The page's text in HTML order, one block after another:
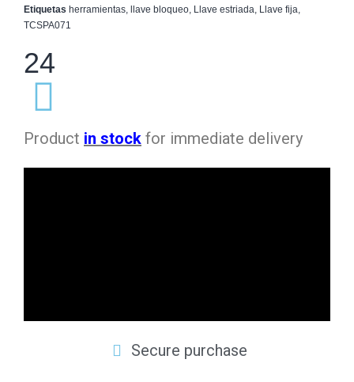
Etiquetas herramientas llave bloqueo Llave estriada Llave fija
TCSPA071
24
Product in stock for immediate delivery
Secure purchase